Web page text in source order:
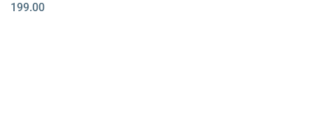
199.00